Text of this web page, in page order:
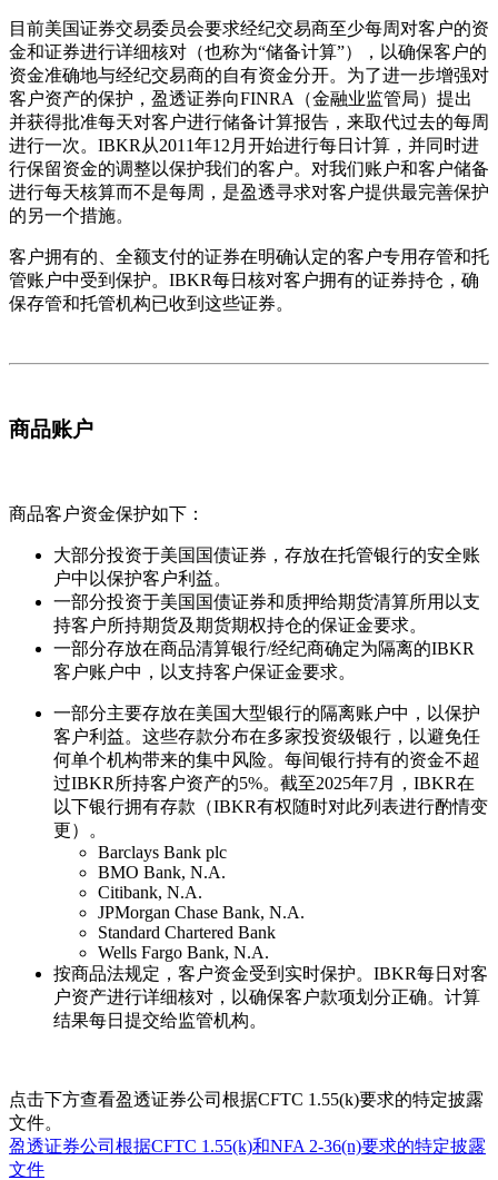
目前美国证券交易委员会要求经纪交易商至少每周对客户的资
金和证券进行详细核对（也称为“储备计算”），以确保客户的
资金准确地与经纪交易商的自有资金分开。为了进一步增强对
客户资产的保护，盈透证券向FINRA（金融业监管局）提出
并获得批准每天对客户进行储备计算报告，来取代过去的每周
进行一次。IBKR从2011年12月开始进行每日计算，并同时进
行保留资金的调整以保护我们的客户。对我们账户和客户储备
进行每天核算而不是每周，是盈透寻求对客户提供最完善保护
的另一个措施。
客户拥有的、全额支付的证券在明确认定的客户专用存管和托
管账户中受到保护。IBKR每日核对客户拥有的证券持仓，确
保存管和托管机构已收到这些证券。
商品账户
商品客户资金保护如下：
大部分投资于美国国债证券，存放在托管银行的安全账
户中以保护客户利益。
一部分投资于美国国债证券和质押给期货清算所用以支
持客户所持期货及期货期权持仓的保证金要求。
一部分存放在商品清算银行/经纪商确定为隔离的IBKR
客户账户中，以支持客户保证金要求。
一部分主要存放在美国大型银行的隔离账户中，以保护
客户利益。这些存款分布在多家投资级银行，以避免任
何单个机构带来的集中风险。每间银行持有的资金不超
过IBKR所持客户资产的5%。截至2025年7月，IBKR在
以下银行拥有存款（IBKR有权随时对此列表进行酌情变
更）。
Barclays Bank plc
BMO Bank, N.A.
Citibank, N.A.
JPMorgan Chase Bank, N.A.
Standard Chartered Bank
Wells Fargo Bank, N.A.
按商品法规定，客户资金受到实时保护。IBKR每日对客
户资产进行详细核对，以确保客户款项划分正确。计算
结果每日提交给监管机构。
点击下方查看盈透证券公司根据CFTC 1.55(k)要求的特定披露
文件。
盈透证券公司根据CFTC 1.55(k)和NFA 2-36(n)要求的特定披露
文件